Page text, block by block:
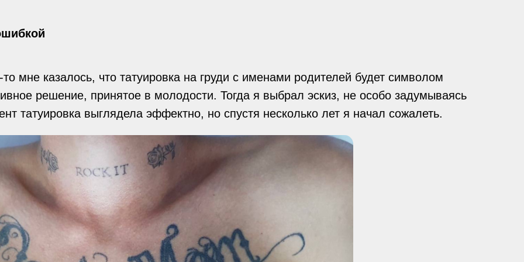
мне казалось, что татуировка на груди с именами родителей будет символом
решение, принятое в молодости. Тогда я выбрал эскиз, не особо задумываясь
татуировка выглядела эффектно, но спустя несколько лет я начал сожалеть.